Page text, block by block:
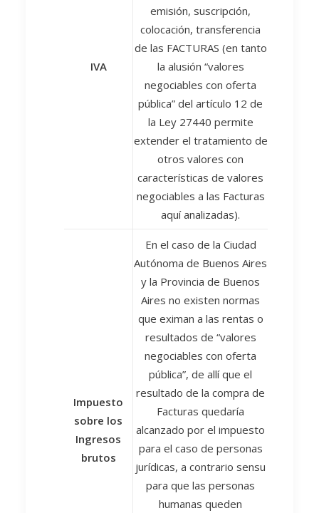
IVA
emisión, suscripción,
colocación, transferencia
de las FACTURAS (en tanto
la alusión “valores
negociables con oferta
pública” del artículo 12 de
la Ley 27440 permite
extender el tratamiento de
otros valores con
características de valores
negociables a las Facturas
aquí analizadas).
Impuesto
sobre los
Ingresos
brutos
En el caso de la Ciudad
Autónoma de Buenos Aires
y la Provincia de Buenos
Aires no existen normas
que eximan a las rentas o
resultados de “valores
negociables con oferta
pública”, de allí que el
resultado de la compra de
Facturas quedaría
alcanzado por el impuesto
para el caso de personas
jurídicas, a contrario sensu
para que las personas
humanas queden